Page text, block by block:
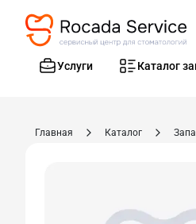
Услуги Каталог
Главная Каталог